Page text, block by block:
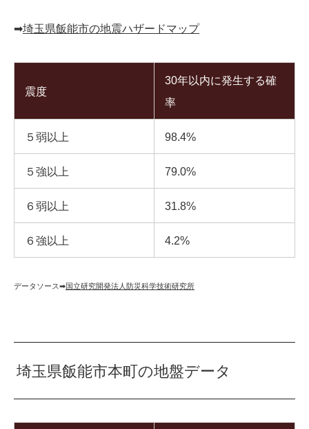
➡︎埼玉県飯能市の地震ハザードマップ
震度
30年以内に発生する確
率
５弱以上 98.4%
５強以上 79.0%
６弱以上 31.8%
６強以上 4.2%
データソース➡︎国立研究開発法人防災科学技術研究所
埼玉県飯能市本町の地盤データ